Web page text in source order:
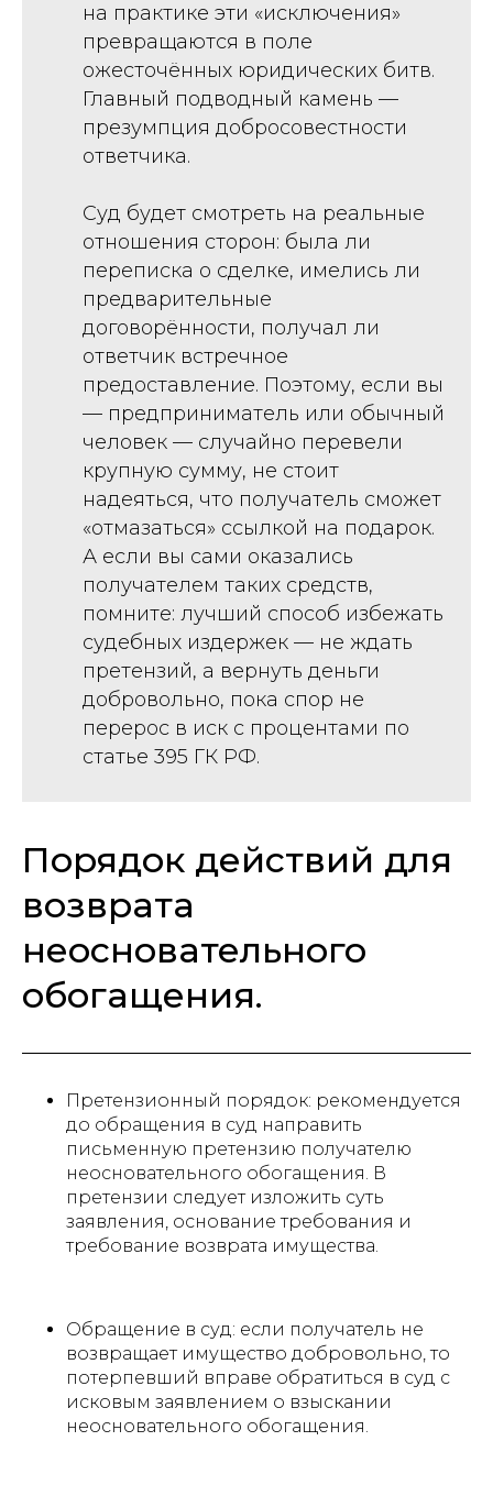
на практике эти «исключения»
превращаются в поле
ожесточённых юридических битв.
Главный подводный камень —
презумпция добросовестности
ответчика.
Суд будет смотреть на реальные
отношения сторон: была ли
переписка о сделке, имелись ли
предварительные
договорённости, получал ли
ответчик встречное
предоставление. Поэтому, если вы
— предприниматель или обычный
человек — случайно перевели
крупную сумму, не стоит
надеяться, что получатель сможет
«отмазаться» ссылкой на подарок.
А если вы сами оказались
получателем таких средств,
помните: лучший способ избежать
судебных издержек — не ждать
претензий, а вернуть деньги
добровольно, пока спор не
перерос в иск с процентами по
статье 395 ГК РФ.
Порядок действий для
возврата
неосновательного
обогащения.
Претензионный порядок: рекомендуется
до обращения в суд направить
письменную претензию получателю
неосновательного обогащения. В
претензии следует изложить суть
заявления, основание требования и
требование возврата имущества.
Обращение в суд: если получатель не
возвращает имущество добровольно, то
потерпевший вправе обратиться в суд с
исковым заявлением о взыскании
неосновательного обогащения.